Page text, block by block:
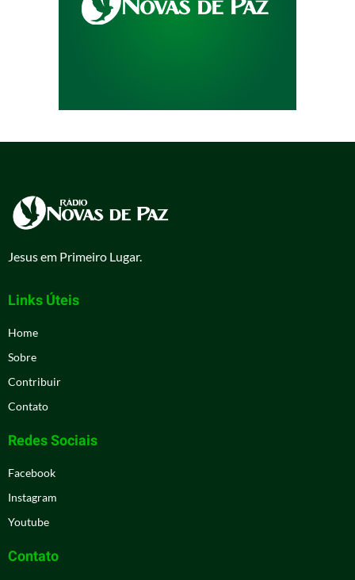
Jesus em Primeiro Lugar.
Links Úteis
Home
Sobre
Contribuir
Contato
Redes Sociais
Facebook
Instagram
Youtube
Contato